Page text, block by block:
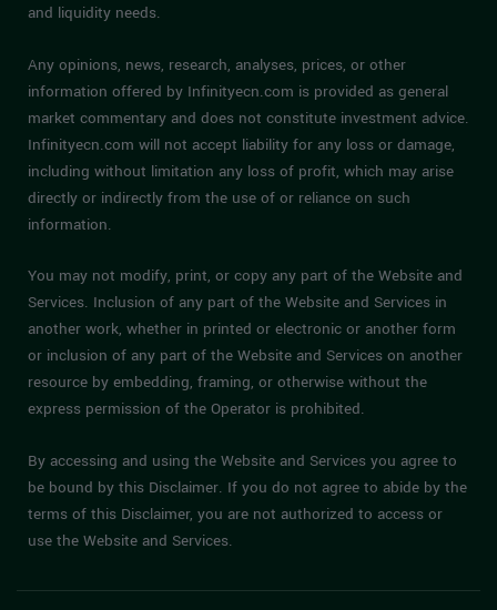
financial circumstances, investment objectives, risk tolerance,
Any opinions, news, research, analyses, prices, or other
information offered by Infinityecn.com is provided as general
market commentary and does not constitute investment advice.
Infinityecn.com will not accept liability for any loss or damage,
including without limitation any loss of profit, which may arise
directly or indirectly from the use of or reliance on such
You may not modify, print, or copy any part of the Website and
Services. Inclusion of any part of the Website and Services in
another work, whether in printed or electronic or another form
or inclusion of any part of the Website and Services on another
resource by embedding, framing, or otherwise without the
By accessing and using the Website and Services you agree to
be bound by this Disclaimer. If you do not agree to abide by the
terms of this Disclaimer, you are not authorized to access or